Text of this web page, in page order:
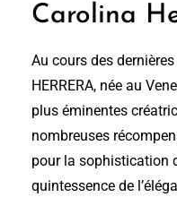
Carolina
Au cours des
HERRERA, née au
plus éminentes
nombreuses
pour la sophistication
quintessence de